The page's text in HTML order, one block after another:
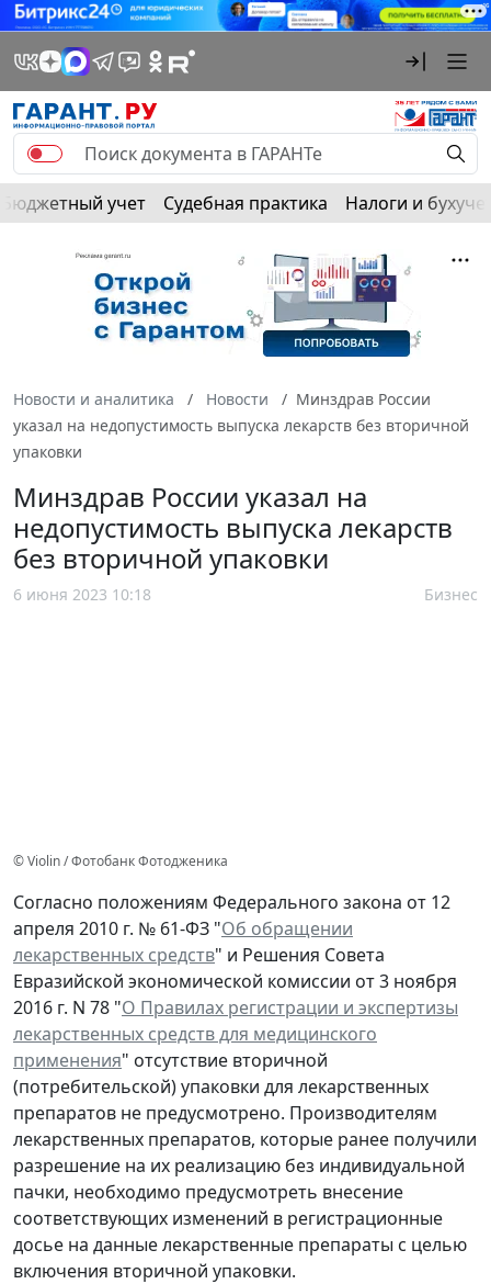
Бюджетный учет Судебная практика Налоги и
Новости и аналитика Новости
Минздрав России
указал на недопустимость выпуска лекарств без вторичной
упаковки
Минздрав России указал на
недопустимость выпуска лекарств
без вторичной упаковки
6 июня 2023 10:18 Бизнес
© Violin / Фотобанк Фотодженика
Согласно положениям Федерального закона от 12
апреля 2010 г. № 61-ФЗ "Об обращении
лекарственных средств" и Решения Совета
Евразийской экономической комиссии от 3 ноября
2016 г. N 78 "О Правилах регистрации и экспертизы
лекарственных средств для медицинского
применения" отсутствие вторичной
(потребительской) упаковки для лекарственных
препаратов не предусмотрено. Производителям
лекарственных препаратов, которые ранее получили
разрешение на их реализацию без индивидуальной
пачки, необходимо предусмотреть внесение
соответствующих изменений в регистрационные
досье на данные лекарственные препараты с целью
включения вторичной упаковки.